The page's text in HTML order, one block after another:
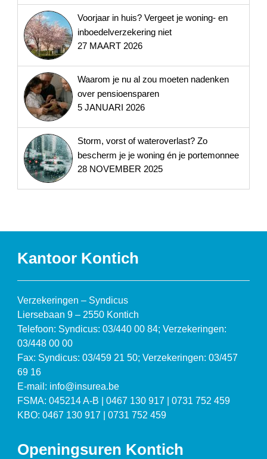
Voorjaar in huis? Vergeet je woning- en
inboedelverzekering niet
27 MAART 2026
Waarom je nu al zou moeten nadenken
over pensioensparen
5 JANUARI 2026
Storm, vorst of wateroverlast? Zo
bescherm je je woning én je portemonnee
28 NOVEMBER 2025
Kantoor Kontich
Verzekeringen – Syndicus
Liersebaan 9 – 2550 Kontich
Telefoon: Syndicus: 03/440 00 84; Verzekeringen:
03/448 00 00
Fax: Syndicus: 03/459 21 50; Verzekeringen: 03/457
69 16
E-mail: info@insurea.be
FSMA: 045214 A-B | 0467 130 917 | 0731 752 459
KBO: 0467 130 917 | 0731 752 459
Openingsuren Kontich